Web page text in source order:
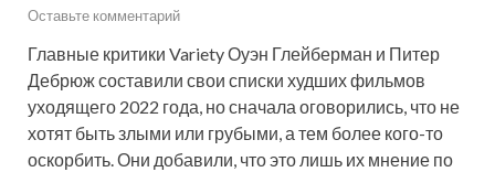
Оставьте комментарий
Главные критики Variety Оуэн Глейберман и Питер
Дебрюж составили свои списки худших фильмов
уходящего 2022 года, но сначала оговорились, что не
хотят быть злыми или грубыми, а тем более кого-то
оскорбить. Они добавили, что это лишь их мнение по